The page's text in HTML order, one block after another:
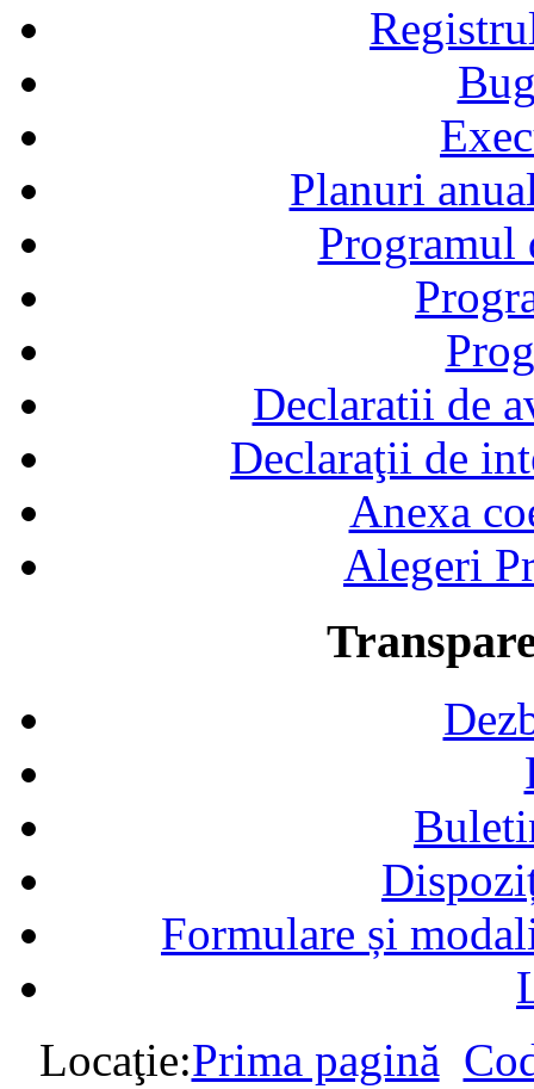
Planuri
Declaratii de
Declaraţii de
Anexa
Alegeri
Formulare și
Locaţie:Prima pagină